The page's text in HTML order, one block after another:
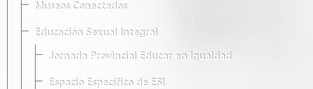
Museos Conectados
Educación Sexual Integral
Jornada Provincial Educar en Igualdad
Espacio Específico de ESI